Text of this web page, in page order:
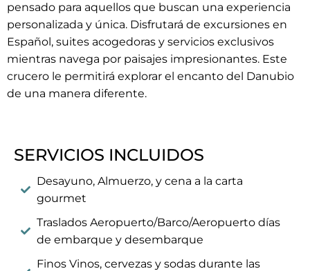
pensado para aquellos que buscan una experiencia
personalizada y única. Disfrutará de excursiones en
Español, suites acogedoras y servicios exclusivos
mientras navega por paisajes impresionantes. Este
crucero le permitirá explorar el encanto del Danubio
de una manera diferente.
SERVICIOS INCLUIDOS
Desayuno, Almuerzo, y cena a la carta
gourmet
Traslados Aeropuerto/Barco/Aeropuerto días
de embarque y desembarque
Finos Vinos, cervezas y sodas durante las